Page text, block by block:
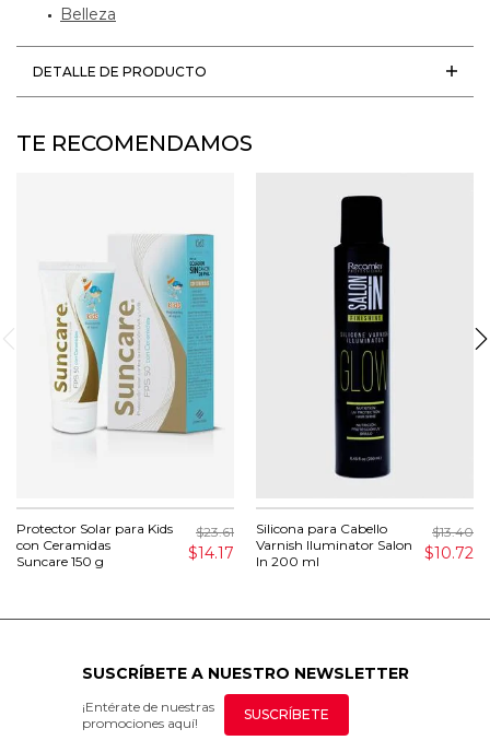
Belleza
DETALLE DE PRODUCTO
TE RECOMENDAMOS
Protector Solar para Kids
con Ceramidas
Suncare 150 g
$23.61
$14.17
Silicona para Cabello
Varnish Iluminator Salon
In 200 ml
$13.40
$10.72
SUSCRÍBETE A NUESTRO NEWSLETTER
¡Entérate de nuestras
promociones aquí!
SUSCRÍBETE